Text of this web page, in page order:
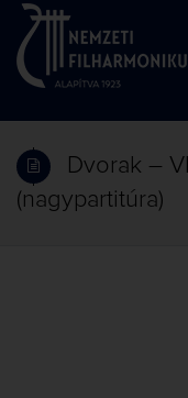
Dvorak –
(nagypartitúra)